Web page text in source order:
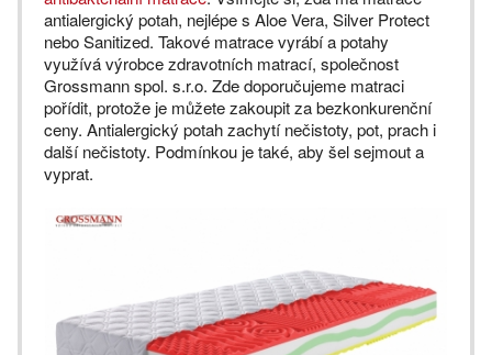
antialergický potah, nejlépe s Aloe Vera, Silver Protect
nebo Sanitized. Takové matrace vyrábí a potahy
využívá výrobce zdravotních matrací, společnost
Grossmann spol. s.r.o. Zde doporučujeme matraci
pořídit, protože je můžete zakoupit za bezkonkurenční
ceny. Antialergický potah zachytí nečistoty, pot, prach i
další nečistoty. Podmínkou je také, aby šel sejmout a
vyprat.